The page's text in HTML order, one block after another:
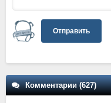
Отправить
Комментарии (627)